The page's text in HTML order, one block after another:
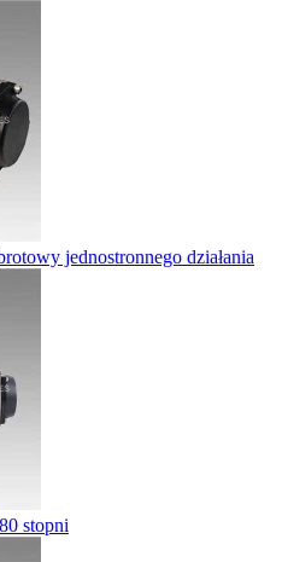
jednostronnego działania
stopni